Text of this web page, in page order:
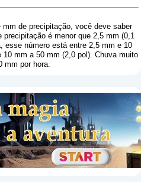
de precipitação, você deve saber
é menor que 2,5 mm (0,1
esse número está entre 2,5 mm e 10
mm a 50 mm (2,0 pol). Chuva muito
mm por hora.